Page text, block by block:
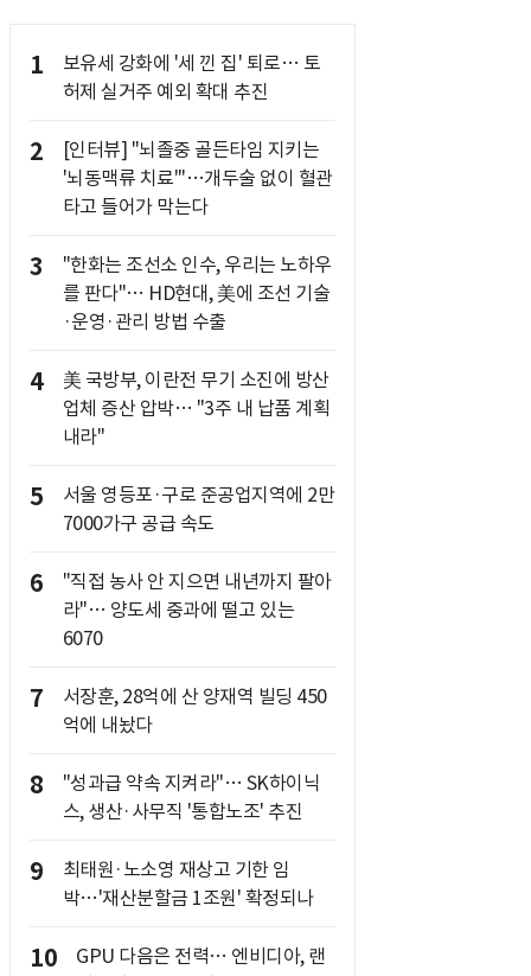
1
보유세 강화에 '세 낀 집' 퇴로… 토
허제 실거주 예외 확대 추진
2
[인터뷰] "뇌졸중 골든타임 지키는
'뇌동맥류 치료'"…개두술 없이 혈관
타고 들어가 막는다
3
"한화는 조선소 인수, 우리는 노하우
를 판다"… HD현대, 美에 조선 기술
·운영·관리 방법 수출
4
美 국방부, 이란전 무기 소진에 방산
업체 증산 압박… "3주 내 납품 계획
내라"
5
서울 영등포·구로 준공업지역에 2만
7000가구 공급 속도
6
"직접 농사 안 지으면 내년까지 팔아
라"… 양도세 중과에 떨고 있는
6070
7
서장훈, 28억에 산 양재역 빌딩 450
억에 내놨다
8
"성과급 약속 지켜라"… SK하이닉
스, 생산·사무직 '통합노조' 추진
9
최태원·노소영 재상고 기한 임
박…'재산분할금 1조원' 확정되나
10
GPU 다음은 전력… 엔비디아, 랜